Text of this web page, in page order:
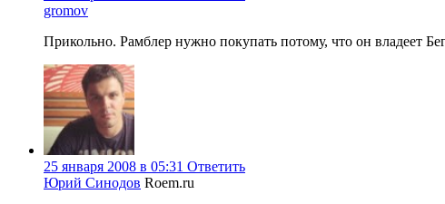
gromov
Прикольно. Рамблер нужно покупать потому, что он владеет
25 января 2008 в 05:31 Ответить
Юрий Синодов Roem.ru